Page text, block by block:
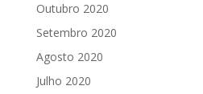
Outubro 2020
Setembro 2020
Agosto 2020
Julho 2020